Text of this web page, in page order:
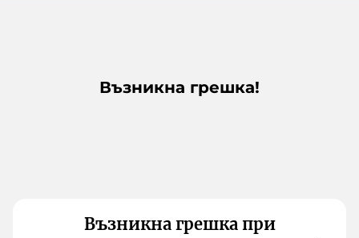
Възникна грешка!
Възникна грешка при